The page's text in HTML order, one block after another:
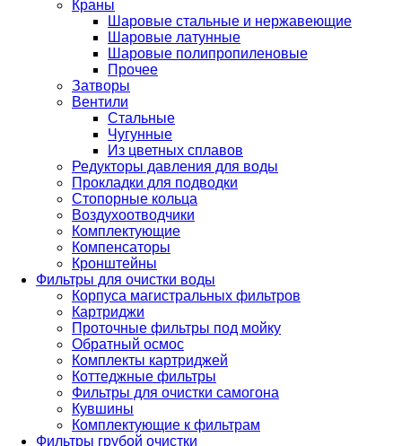
Краны
Шаровые стальные и нержавеющие
Шаровые латунные
Шаровые полипропиленовые
Прочее
Затворы
Вентили
Стальные
Чугунные
Из цветных сплавов
Редукторы давления для воды
Прокладки для подводки
Стопорные кольца
Воздухоотводчики
Комплектующие
Компенсаторы
Кронштейны
Фильтры для очистки воды
Корпуса магистральных фильтров
Картриджи
Проточные фильтры под мойку
Обратный осмос
Комплекты картриджей
Коттеджные фильтры
Фильтры для очистки самогона
Кувшины
Комплектующие к фильтрам
Фильтры грубой очистки